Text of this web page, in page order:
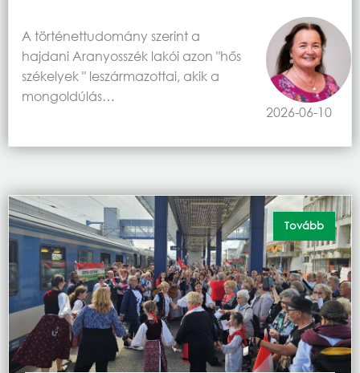
2026-06-10
A történettudomány szerint a
hajdani Aranyosszék lakói azon "hős
székelyek " leszármazottai, akik a
mongoldúlás…
Tovább